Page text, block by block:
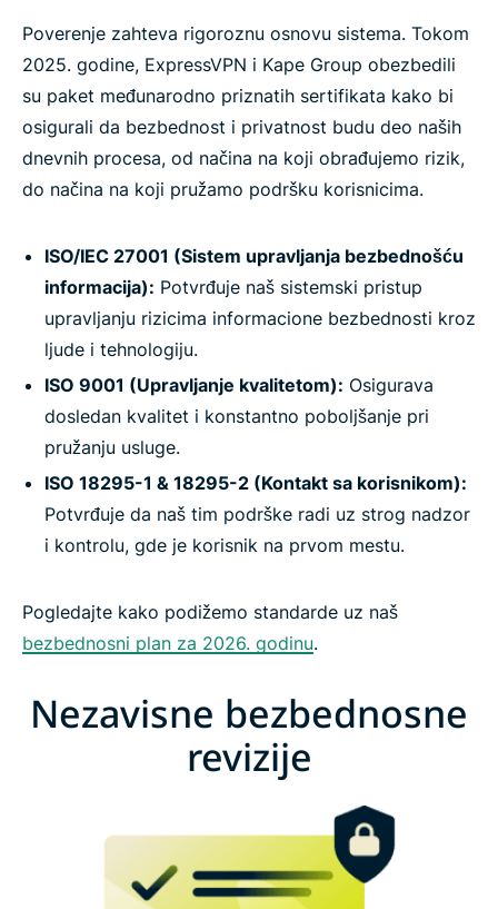
Poverenje zahteva rigoroznu osnovu sistema. Tokom
2025. godine, ExpressVPN i Kape Group obezbedili
su paket međunarodno priznatih sertifikata kako bi
osigurali da bezbednost i privatnost budu deo naših
dnevnih procesa, od načina na koji obrađujemo rizik,
do načina na koji pružamo podršku korisnicima.
ISO/IEC 27001 (Sistem upravljanja bezbednošću
informacija): Potvrđuje naš sistemski pristup
upravljanju rizicima informacione bezbednosti kroz
ljude i tehnologiju.
ISO 9001 (Upravljanje kvalitetom): Osigurava
dosledan kvalitet i konstantno poboljšanje pri
pružanju usluge.
ISO 18295-1 & 18295-2 (Kontakt sa korisnikom):
Potvrđuje da naš tim podrške radi uz strog nadzor
i kontrolu, gde je korisnik na prvom mestu.
Pogledajte kako podižemo standarde uz naš
bezbednosni plan za 2026. godinu.
Nezavisne bezbednosne
revizije